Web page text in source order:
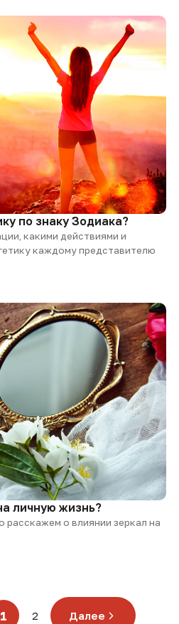
по знаку Зодиака?
какими действиями и
каждому представителю
личную жизнь?
расскажем о влиянии зеркал на
1 2 Далее